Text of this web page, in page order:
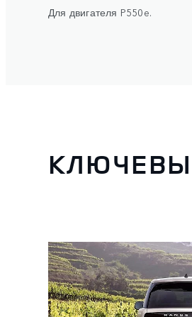
Для двигателя P550e.